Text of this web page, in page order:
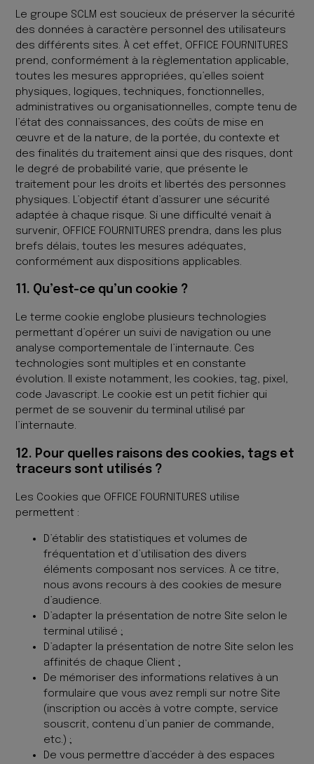
Le groupe SCLM est soucieux de préserver la sécurité
des données à caractère personnel des utilisateurs
des différents sites. À cet effet, OFFICE FOURNITURES
prend, conformément à la règlementation applicable,
toutes les mesures appropriées, qu’elles soient
physiques, logiques, techniques, fonctionnelles,
administratives ou organisationnelles, compte tenu de
l’état des connaissances, des coûts de mise en
œuvre et de la nature, de la portée, du contexte et
des finalités du traitement ainsi que des risques, dont
le degré de probabilité varie, que présente le
traitement pour les droits et libertés des personnes
physiques. L’objectif étant d’assurer une sécurité
adaptée à chaque risque. Si une difficulté venait à
survenir, OFFICE FOURNITURES prendra, dans les plus
brefs délais, toutes les mesures adéquates,
conformément aux dispositions applicables.
11. Qu’est-ce qu’un cookie ?
Le terme cookie englobe plusieurs technologies
permettant d’opérer un suivi de navigation ou une
analyse comportementale de l’internaute. Ces
technologies sont multiples et en constante
évolution. Il existe notamment, les cookies, tag, pixel,
code Javascript. Le cookie est un petit fichier qui
permet de se souvenir du terminal utilisé par
l’internaute.
12. Pour quelles raisons des cookies, tags et
traceurs sont utilisés ?
Les Cookies que OFFICE FOURNITURES utilise
permettent :
D’établir des statistiques et volumes de
fréquentation et d’utilisation des divers
éléments composant nos services. À ce titre,
nous avons recours à des cookies de mesure
d’audience.
D’adapter la présentation de notre Site selon le
terminal utilisé ;
D’adapter la présentation de notre Site selon les
affinités de chaque Client ;
De mémoriser des informations relatives à un
formulaire que vous avez rempli sur notre Site
(inscription ou accès à votre compte, service
souscrit, contenu d’un panier de commande,
etc.) ;
De vous permettre d’accéder à des espaces